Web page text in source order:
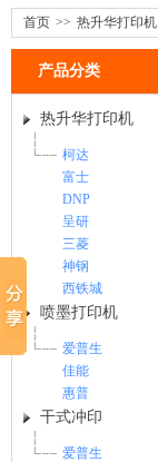
首页 >> 热升华打印机
产品分类
热升华打印机
柯达
富士
DNP
呈研
三菱
神钢
西铁城
喷墨打印机
爱普生
佳能
惠普
干式冲印
爱普生